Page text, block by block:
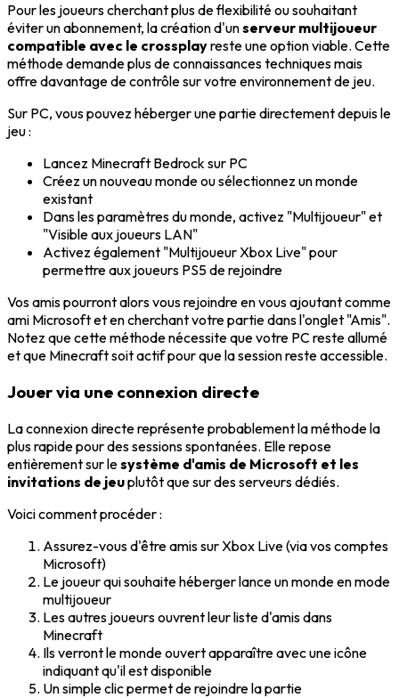
Pour les joueurs cherchant plus de flexibilité ou souhaitant
éviter un abonnement, la création d'unserveur multijoueur
compatible avec le crossplayreste une option viable. Cette
méthode demande plus de connaissances techniques mais
offre davantage de contrôle sur votre environnement de jeu.
Sur PC, vous pouvez héberger une partie directement depuis le
jeu :
Lancez Minecraft Bedrock sur PC
Créez un nouveau monde ou sélectionnez un monde
existant
Dans les paramètres du monde, activez "Multijoueur" et
"Visible aux joueurs LAN"
Activez également "Multijoueur Xbox Live" pour
permettre aux joueurs PS5 de rejoindre
Vos amis pourront alors vous rejoindre en vous ajoutant comme
ami Microsoft et en cherchant votre partie dans l'onglet "Amis".
Notez que cette méthode nécessite que votre PC reste allumé
et que Minecraft soit actif pour que la session reste accessible.
Jouer via une connexion directe
La connexion directe représente probablement la méthode la
plus rapide pour des sessions spontanées. Elle repose
entièrement sur lesystème d'amis de Microsoft et les
invitations de jeuplutôt que sur des serveurs dédiés.
Voici comment procéder :
Assurez-vous d'être amis sur Xbox Live (via vos comptes
Microsoft)
Le joueur qui souhaite héberger lance un monde en mode
multijoueur
Les autres joueurs ouvrent leur liste d'amis dans
Minecraft
Ils verront le monde ouvert apparaître avec une icône
indiquant qu'il est disponible
Un simple clic permet de rejoindre la partie